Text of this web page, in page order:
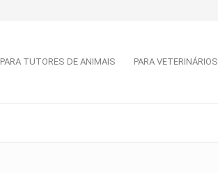
PARA TUTORES DE ANIMAIS PARA VETERINÁRIOS